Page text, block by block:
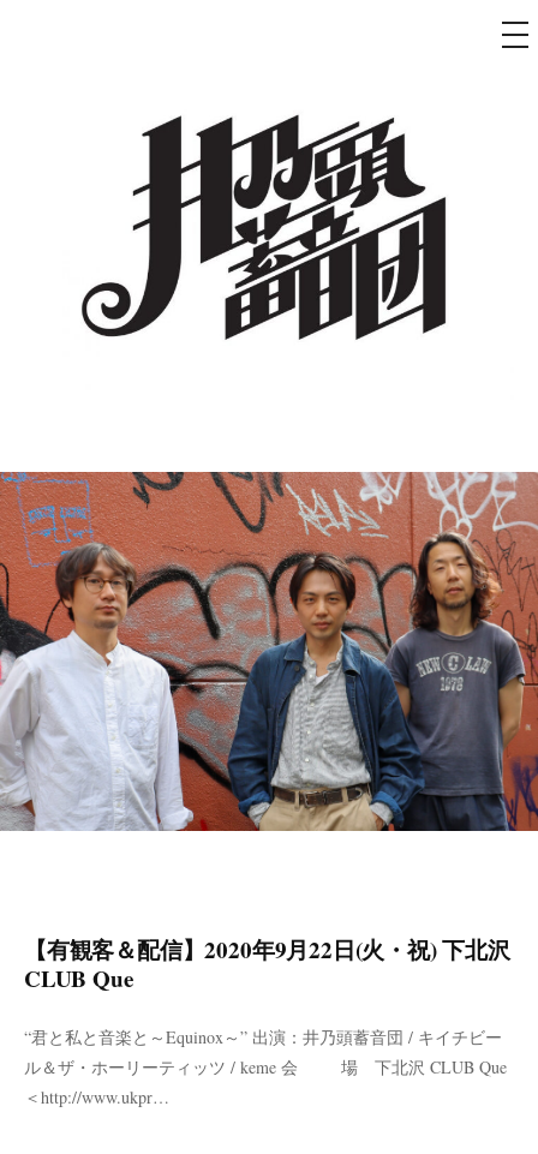
メ
ニ
【有観客＆配信】2020年9月22日(火・祝) 下北沢
CLUB Que
“君と私と音楽と～Equinox～” 出演：井乃頭蓄音団 / キイチビー
ル＆ザ・ホーリーティッツ / keme 会 場 下北沢 CLUB Que
＜http://www.ukpr…